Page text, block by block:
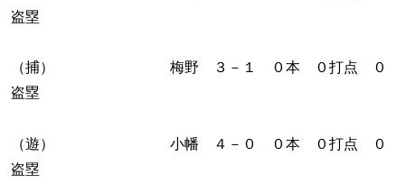
盗塁
（捕） 梅野 ３－１ ０本 ０打点 ０
盗塁
（遊） 小幡 ４－０ ０本 ０打点 ０
盗塁